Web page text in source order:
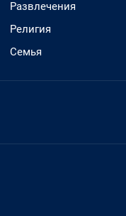
Развлечения
Религия
Семья